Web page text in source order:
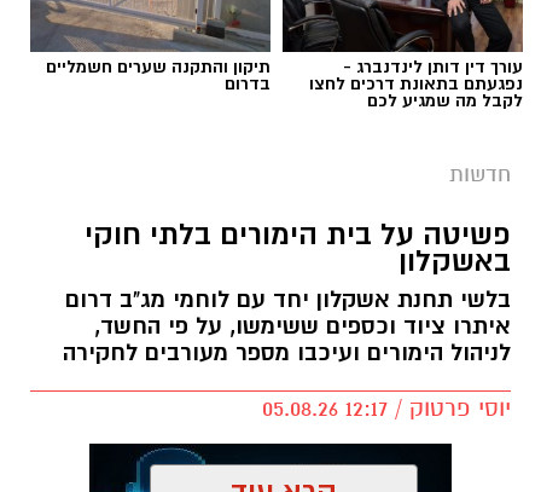
עורך דין דותן לינדנברג -
נפגעתם בתאונת דרכים לחצו
לקבל מה שמגיע לכם
תיקון והתקנה שערים חשמליים
בדרום
חדשות
פשיטה על בית הימורים בלתי חוקי
באשקלון
בלשי תחנת אשקלון יחד עם לוחמי מג"ב דרום
איתרו ציוד וכספים ששימשו, על פי החשד,
לניהול הימורים ועיכבו מספר מעורבים לחקירה
יוסי פרטוק / 12:17 05.08.26